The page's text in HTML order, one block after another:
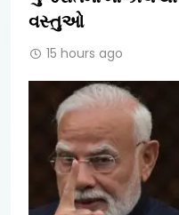
વસ્તુઓ
15 hours ago